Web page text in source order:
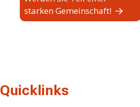
starken Gemeinschaft!
Quicklinks